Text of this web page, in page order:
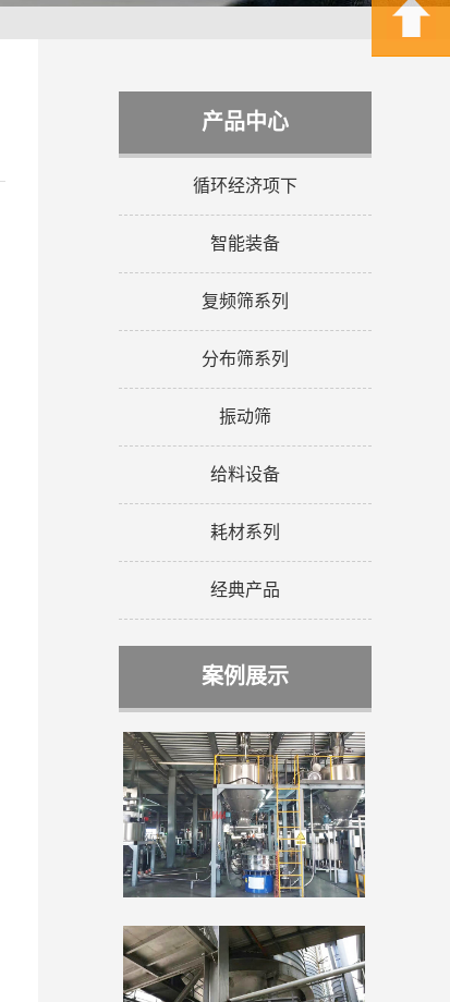
产品中心
循环经济项下
智能装备
复频筛系列
分布筛系列
振动筛
给料设备
耗材系列
经典产品
案例展示